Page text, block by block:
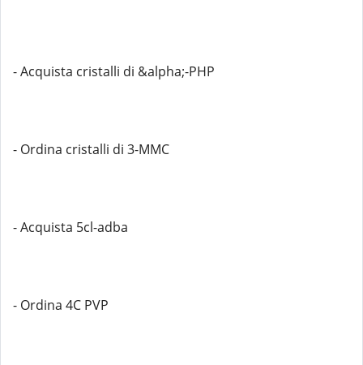
- Acquista cristalli di &alpha;-PHP
- Ordina cristalli di 3-MMC
- Acquista 5cl-adba
- Ordina 4C PVP